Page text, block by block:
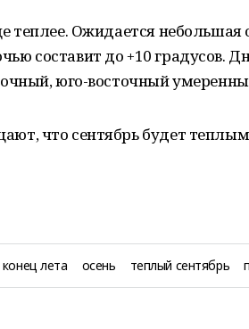
теплее. Ожидается небольшая
составит до +10 градусов.
юго-восточный
что сентябрь будет
конец лета осень теплый сентябрь